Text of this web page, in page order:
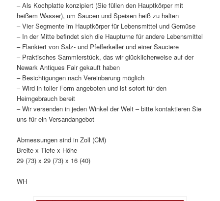
– Als Kochplatte konzipiert (Sie füllen den Hauptkörper mit
heißem Wasser), um Saucen und Speisen heiß zu halten
– Vier Segmente im Hauptkörper für Lebensmittel und Gemüse
– In der Mitte befindet sich die Haupturne für andere Lebensmittel
– Flankiert von Salz- und Pfefferkeller und einer Sauciere
– Praktisches Sammlerstück, das wir glücklicherweise auf der
Newark Antiques Fair gekauft haben
– Besichtigungen nach Vereinbarung möglich
– Wird in toller Form angeboten und ist sofort für den
Heimgebrauch bereit
– Wir versenden in jeden Winkel der Welt – bitte kontaktieren Sie
uns für ein Versandangebot
Abmessungen sind in Zoll (CM)
Breite x Tiefe x Höhe
29 (73) x 29 (73) x 16 (40)
WH